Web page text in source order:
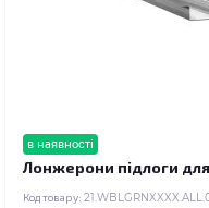
в наявності
Лонжерони підлоги
Код товару: